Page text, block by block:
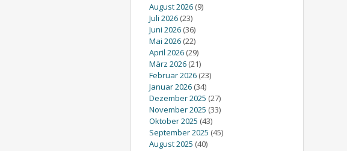
August 2026 (9)
Juli 2026 (23)
Juni 2026 (36)
Mai 2026 (22)
April 2026 (29)
März 2026 (21)
Februar 2026 (23)
Januar 2026 (34)
Dezember 2025 (27)
November 2025 (33)
Oktober 2025 (43)
September 2025 (45)
August 2025 (40)